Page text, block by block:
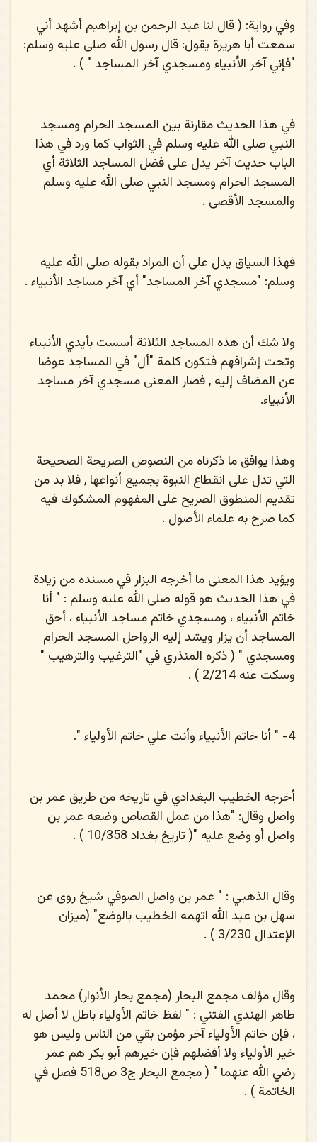
وفي رواية: ( قال لنا عبد الرحمن بن إبراهيم أشهد أني
سمعت أبا هريرة يقول: قال رسول الله صلى عليه وسلم:
"فإني آخر الأنبياء ومسجدي آخر المساجد " ) .
في هذا الحديث مقارنة بين المسجد الحرام ومسجد
النبي صلى الله عليه وسلم في الثواب كما ورد في هذا
الباب حديث آخر يدل على فضل المساجد الثلاثة أي
المسجد الحرام ومسجد النبي صلى الله عليه وسلم
والمسجد الأقصى .
فهذا السياق يدل على أن المراد بقوله صلى الله عليه
وسلم: "مسجدي آخر المساجد" أي آخر مساجد الأنبياء .
ولا شك أن هذه المساجد الثلاثة أسست بأيدي الأنبياء
وتحت إشرافهم فتكون كلمة "أل" في المساجد عوضا
عن المضاف إليه , فصار المعنى مسجدي آخر مساجد
الأنبياء.
وهذا يوافق ما ذكرناه من النصوص الصريحة الصحيحة
التي تدل على انقطاع النبوة بجميع أنواعها , فلا بد من
تقديم المنطوق الصريح على المفهوم المشكوك فيه
كما صرح به علماء الأصول .
ويؤيد هذا المعنى ما أخرجه البزار في مسنده من زيادة
في هذا الحديث هو قوله صلى الله عليه وسلم : " أنا
خاتم الأنبياء ، ومسجدي خاتم مساجد الأنبياء ، أحق
المساجد أن يزار ويشد إليه الرواحل المسجد الحرام
ومسجدي " ( ذكره المنذري في "الترغيب والترهيب "
وسكت عنه 2/214 ) .
4- " أنا خاتم الأنبياء وأنت علي خاتم الأولياء ".
أخرجه الخطيب البغدادي في تاريخه من طريق عمر بن
واصل وقال: "هذا من عمل القصاص وضعه عمر بن
واصل أو وضع عليه "( تاريخ بغداد 10/358 ) .
وقال الذهبي : " عمر بن واصل الصوفي شيخ روى عن
سهل بن عبد الله اتهمه الخطيب بالوضع" (ميزان
الإعتدال 3/230 ) .
وقال مؤلف مجمع البحار (مجمع بحار الأنوار) محمد
طاهر الهندي الفتني : " لفظ خاتم الأولياء باطل لا أصل له
، فإن خاتم الأولياء آخر مؤمن بقي من الناس وليس هو
خير الأولياء ولا أفضلهم فإن خيرهم أبو بكر هم عمر
رضي الله عنهما " ( مجمع البحار ج3 ص518 فصل في
الخاتمة ) .